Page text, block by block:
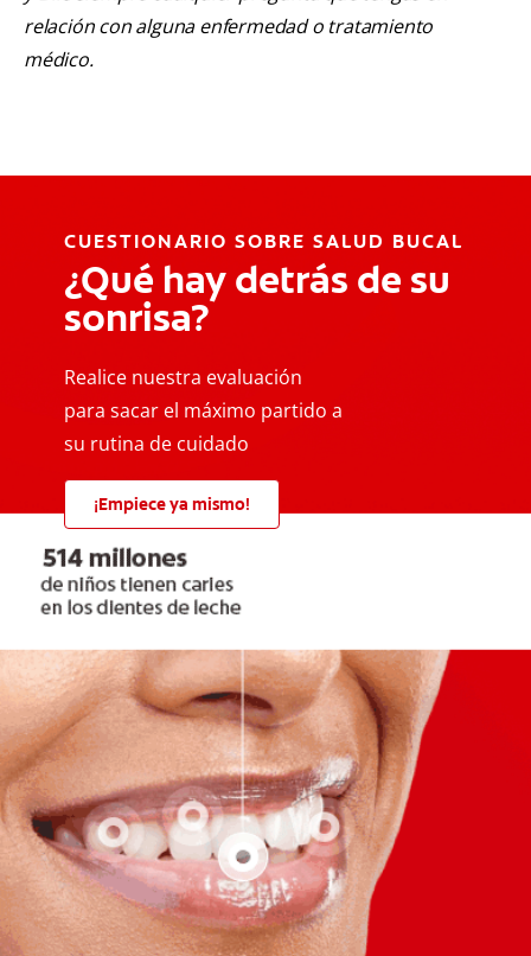
relación con alguna enfermedad o tratamiento
médico.
CUESTIONARIO SOBRE SALUD BUCAL
¿Qué hay detrás de su
sonrisa?
Realice nuestra evaluación
para sacar el máximo partido a
su rutina de cuidado
¡Empiece ya mismo!